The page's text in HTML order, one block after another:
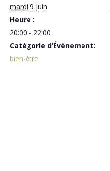
mardi 9 juin
Heure :
20:00 - 22:00
Catégorie d’Évènement:
bien-être